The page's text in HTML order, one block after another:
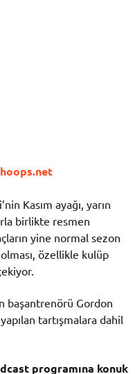
Kasım ayağı, yarın
birlikte resmen
yine normal sezon
özellikle kulüp
başantrenörü Gordon
tartışmalara dahil
programına konuk